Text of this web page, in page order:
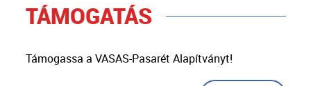
TÁMOGATÁS
Támogassa a VASAS-Pasarét Alapítványt!